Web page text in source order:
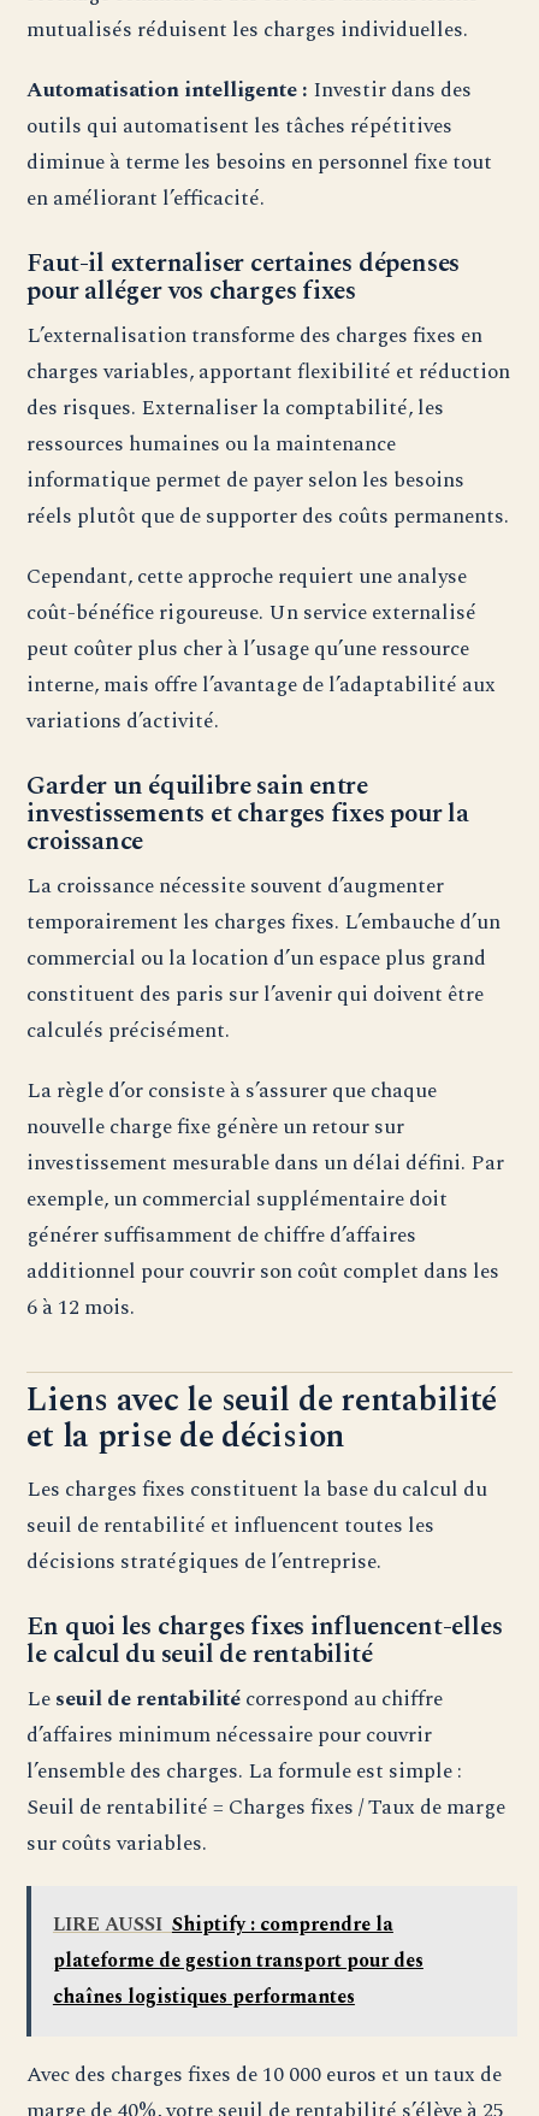
mutualisés réduisent les charges individuelles.
Automatisation intelligente : Investir dans des
outils qui automatisent les tâches répétitives
diminue à terme les besoins en personnel fixe tout
en améliorant l’efficacité.
Faut-il externaliser certaines dépenses
pour alléger vos charges fixes
L’externalisation transforme des charges fixes en
charges variables, apportant flexibilité et réduction
des risques. Externaliser la comptabilité, les
ressources humaines ou la maintenance
informatique permet de payer selon les besoins
réels plutôt que de supporter des coûts permanents.
Cependant, cette approche requiert une analyse
coût-bénéfice rigoureuse. Un service externalisé
peut coûter plus cher à l’usage qu’une ressource
interne, mais offre l’avantage de l’adaptabilité aux
variations d’activité.
Garder un équilibre sain entre
investissements et charges fixes pour la
croissance
La croissance nécessite souvent d’augmenter
temporairement les charges fixes. L’embauche d’un
commercial ou la location d’un espace plus grand
constituent des paris sur l’avenir qui doivent être
calculés précisément.
La règle d’or consiste à s’assurer que chaque
nouvelle charge fixe génère un retour sur
investissement mesurable dans un délai défini. Par
exemple, un commercial supplémentaire doit
générer suffisamment de chiffre d’affaires
additionnel pour couvrir son coût complet dans les
6 à 12 mois.
Liens avec le seuil de rentabilité
et la prise de décision
Les charges fixes constituent la base du calcul du
seuil de rentabilité et influencent toutes les
décisions stratégiques de l’entreprise.
En quoi les charges fixes influencent-elles
le calcul du seuil de rentabilité
Leseuil de rentabilitécorrespond au chiffre
d’affaires minimum nécessaire pour couvrir
l’ensemble des charges. La formule est simple :
Seuil de rentabilité = Charges fixes / Taux de marge
sur coûts variables.
LIRE AUSSI Shiptify : comprendre la
plateforme de gestion transport pour des
chaînes logistiques performantes
Avec des charges fixes de 10 000 euros et un taux de